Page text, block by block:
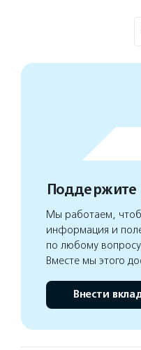
Поддержите
Мы работаем,
информация и
по любому
Вместе мы этого
Внести